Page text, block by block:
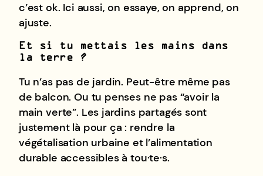
c’est ok. Ici aussi, on essaye, on apprend, on
ajuste.
Et si tu mettais les mains dans
la terre ?
Tu n’as pas de jardin. Peut-être même pas
de balcon. Ou tu penses ne pas “avoir la
main verte”. Les jardins partagés sont
justement là pour ça : rendre la
végétalisation urbaine et l’alimentation
durable accessibles à tou·te·s.